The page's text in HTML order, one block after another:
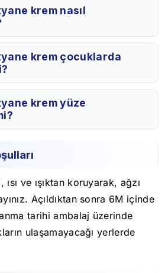
krem nasıl
krem çocuklarda
krem yüze
ısı ve ışıktan koruyarak, ağzı
Açıldıktan sonra 6M içinde
tarihi ambalaj üzerinde
ulaşamayacağı yerlerde